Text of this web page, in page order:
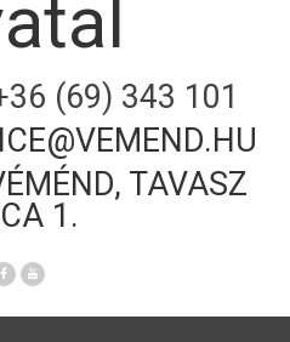
(69) 343 101
TAVASZ
1.